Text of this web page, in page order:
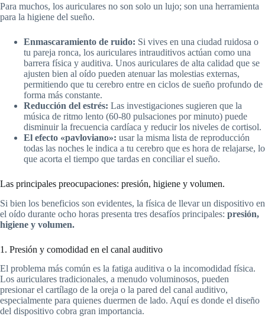
Para muchos, los auriculares no son solo un lujo; son una herramienta
para la higiene del sueño.
Enmascaramiento de ruido: Si vives en una ciudad ruidosa o
tu pareja ronca, los auriculares intrauditivos actúan como una
barrera física y auditiva. Unos auriculares de alta calidad que se
ajusten bien al oído pueden atenuar las molestias externas,
permitiendo que tu cerebro entre en ciclos de sueño profundo de
forma más constante.
Reducción del estrés: Las investigaciones sugieren que la
música de ritmo lento (60-80 pulsaciones por minuto) puede
disminuir la frecuencia cardíaca y reducir los niveles de cortisol.
El efecto «pavloviano»: usar la misma lista de reproducción
todas las noches le indica a tu cerebro que es hora de relajarse, lo
que acorta el tiempo que tardas en conciliar el sueño.
Las principales preocupaciones: presión, higiene y volumen.
Si bien los beneficios son evidentes, la física de llevar un dispositivo en
el oído durante ocho horas presenta tres desafíos principales: presión,
higiene y volumen.
1. Presión y comodidad en el canal auditivo
El problema más común es la fatiga auditiva o la incomodidad física.
Los auriculares tradicionales, a menudo voluminosos, pueden
presionar el cartílago de la oreja o la pared del canal auditivo,
especialmente para quienes duermen de lado. Aquí es donde el diseño
del dispositivo cobra gran importancia.